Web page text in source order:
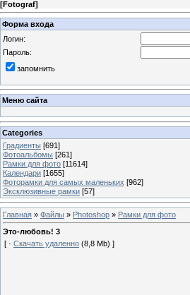
[Fotograf]
Форма входа
Логин:
Пароль:
запомнить
Меню сайта
Categories
Градиенты [691]
Фотоальбомы [261]
Рамки для фото [11614]
Календари [1655]
Фоторамки для самых маленьких [962]
Эксклюзивные рамки [57]
Главная » Файлы » Photoshop » Рамки для фото
Это-любовь! 3
[ · Скачать удаленно (8,8 Mb) ]